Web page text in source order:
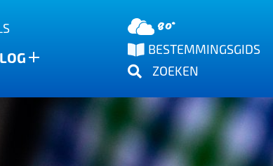
80°
BESTEMMINGSGIDS
ZOEKEN